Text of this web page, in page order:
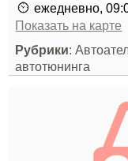
ежедневно,
Показать на карте
Рубрики:
автотюнинга